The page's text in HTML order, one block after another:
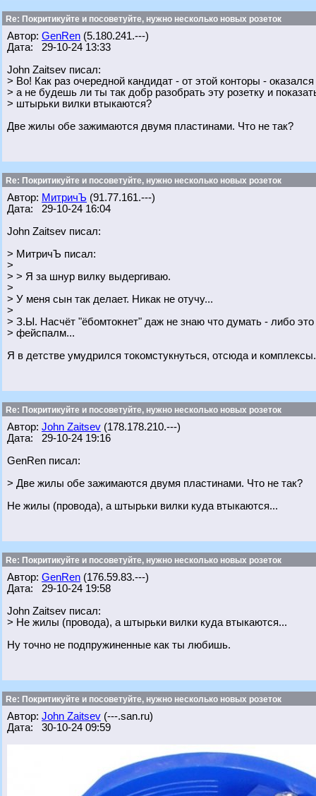
Re: Покритикуйте и посоветуйте, нужно несколько новых розеток
Автор: GenRen (5.180.241.---)
Дата: 29-10-24 13:33
John Zaitsev писал:
> Во! Как раз очередной кандидат - от этой конторы -
> а не будешь ли ты так добр разобрать эту розетку и
> штырьки вилки втыкаются?
Две жилы обе зажимаются двумя пластинами. Что не так?
Re: Покритикуйте и посоветуйте, нужно несколько новых розеток
Автор: МитричЪ (91.77.161.---)
Дата: 29-10-24 16:04
John Zaitsev писал:
> МитричЪ писал:
>
> > Я за шнур вилку выдергиваю.
>
> У меня сын так делает. Никак не отучу...
>
> З.Ы. Насчёт "ёбомтокнет" даж не знаю что думать - либо
> фейспалм...
Я в детстве умудрился токомстукнуться, отсюда и комплексы.
Re: Покритикуйте и посоветуйте, нужно несколько новых розеток
Автор: John Zaitsev (178.178.210.---)
Дата: 29-10-24 19:16
GenRen писал:
> Две жилы обе зажимаются двумя пластинами. Что не так?
Не жилы (провода), а штырьки вилки куда втыкаются...
Re: Покритикуйте и посоветуйте, нужно несколько новых розеток
Автор: GenRen (176.59.83.---)
Дата: 29-10-24 19:58
John Zaitsev писал:
> Не жилы (провода), а штырьки вилки куда втыкаются...
Ну точно не подпружиненные как ты любишь.
Re: Покритикуйте и посоветуйте, нужно несколько новых розеток
Автор: John Zaitsev (---.san.ru)
Дата: 30-10-24 09:59